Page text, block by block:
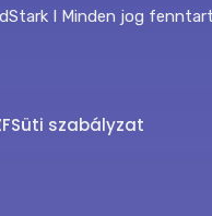
I Minden jog
Süti szabályzat